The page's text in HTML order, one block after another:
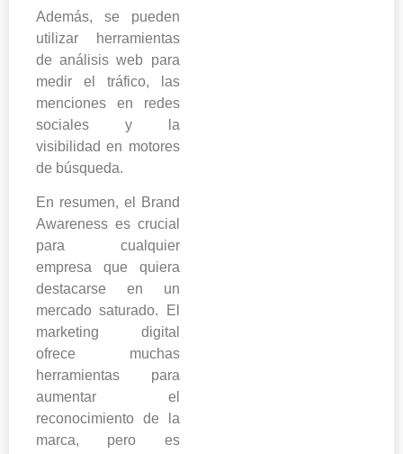
Además, se pueden
utilizar herramientas
de análisis web para
medir el tráfico, las
menciones en redes
sociales y la
visibilidad en motores
de búsqueda.
En resumen, el Brand
Awareness es crucial
para cualquier
empresa que quiera
destacarse en un
mercado saturado. El
marketing digital
ofrece muchas
herramientas para
aumentar el
reconocimiento de la
marca, pero es